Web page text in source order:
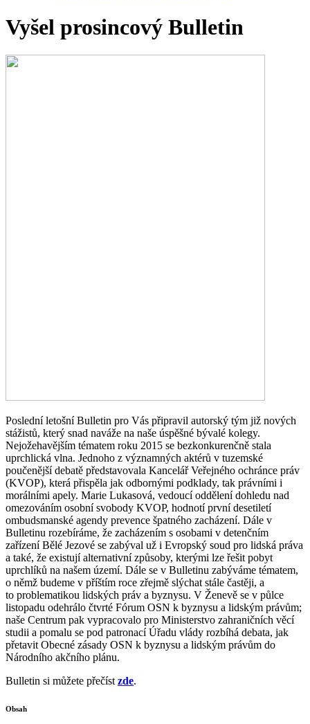
Vyšel prosincový Bulletin
Poslední letošní Bulletin pro Vás připravil autorský tým již nových
stážistů, který snad naváže na naše úspěšné bývalé kolegy.
Nejožehavějším tématem roku 2015 se bezkonkurenčně stala
uprchlická vlna. Jednoho z významných aktérů v tuzemské
poučenější debatě představovala Kancelář Veřejného ochránce práv
(KVOP), která přispěla jak odbornými podklady, tak právními i
morálními apely. Marie Lukasová, vedoucí oddělení dohledu nad
omezováním osobní svobody KVOP, hodnotí první desetiletí
ombudsmanské agendy prevence špatného zacházení. Dále v
Bulletinu rozebíráme, že zacházením s osobami v detenčním
zařízení Bělé Jezové se zabýval už i Evropský soud pro lidská práva
a také, že existují alternativní způsoby, kterými lze řešit pobyt
uprchlíků na našem území. Dále se v Bulletinu zabýváme tématem,
o němž budeme v příštím roce zřejmě slýchat stále častěji, a
to problematikou lidských práv a byznysu. V Ženevě se v půlce
listopadu odehrálo čtvrté Fórum OSN k byznysu a lidským právům;
naše Centrum pak vypracovalo pro Ministerstvo zahraničních věcí
studii a pomalu se pod patronací Úřadu vlády rozbíhá debata, jak
přetavit Obecné zásady OSN k byznysu a lidským právům do
Národního akčního plánu.
Bulletin si můžete přečíst zde.
Obsah